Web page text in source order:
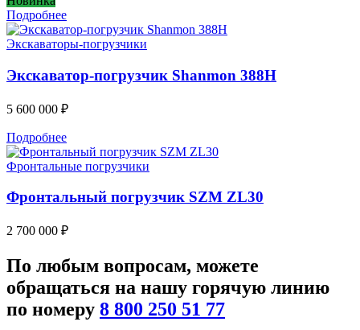
Подробнее
Экскаваторы-погрузчики
Экскаватор-погрузчик Shanmon 388H
5 600 000 ₽
Подробнее
Фронтальные погрузчики
Фронтальный погрузчик SZM ZL30
2 700 000 ₽
По любым вопросам, можете
обращаться на нашу горячую линию
по номеру 8 800 250 51 77